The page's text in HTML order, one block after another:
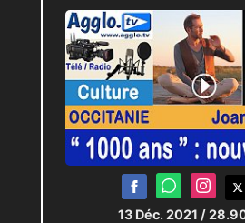
13 Déc. 2021 /